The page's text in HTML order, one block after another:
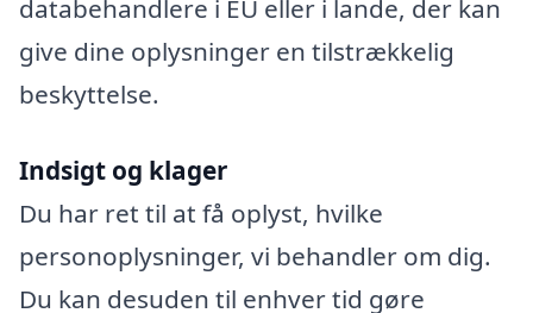
databehandlere i EU eller i lande, der kan
give dine oplysninger en tilstrækkelig
beskyttelse.
Indsigt og klager
Du har ret til at få oplyst, hvilke
personoplysninger, vi behandler om dig.
Du kan desuden til enhver tid gøre